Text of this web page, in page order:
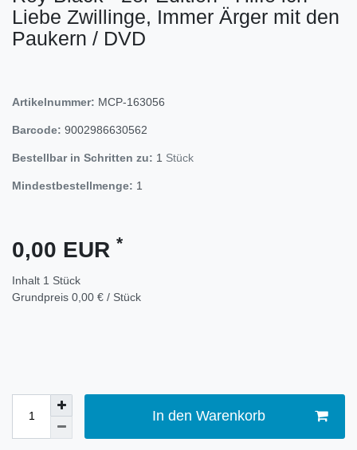
Liebe Zwillinge, Immer Ärger mit den
Paukern / DVD
Artikelnummer: MCP-163056
Barcode: 9002986630562
Bestellbar in Schritten zu: 1 Stück
Mindestbestellmenge: 1
0,00 EUR *
Inhalt 1 Stück
Grundpreis 0,00 € / Stück
In den Warenkorb